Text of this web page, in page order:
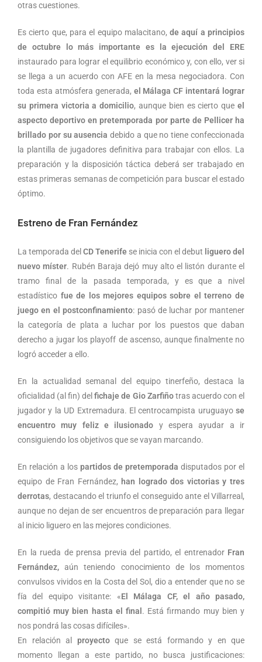
otras cuestiones.
Es cierto que, para el equipo malacitano,de aquí a principios
de octubre lo más importante es la ejecución del ERE
instaurado para lograr el equilibrio económico y, con ello, ver si
se llega a un acuerdo con AFE en la mesa negociadora. Con
toda esta atmósfera generada, el Málaga CF intentará lograr
su primera victoria a domicilio, aunque bien es cierto queel
aspecto deportivo en pretemporada por parte de Pellicer ha
brillado por su ausencia debido a que no tiene confeccionada
la plantilla de jugadores definitiva para trabajar con ellos. La
preparación y la disposición táctica deberá ser trabajado en
estas primeras semanas de competición para buscar el estado
óptimo.
Estreno de Fran Fernández
La temporada del CD Tenerife se inicia con el debut liguero del
nuevo míster. Rubén Baraja dejó muy alto el listón durante el
tramo final de la pasada temporada, y es que a nivel
estadístico fue de los mejores equipos sobre el terreno de
juego en el postconfinamiento: pasó de luchar por mantener
la categoría de plata a luchar por los puestos que daban
derecho a jugar los playoff de ascenso, aunque finalmente no
logró acceder a ello.
En la actualidad semanal del equipo tinerfeño, destaca la
oficialidad (al fin) delfichaje de Gio Zarfiñotras acuerdo con el
jugador y la UD Extremadura. El centrocampista uruguayo se
encuentro muy feliz e ilusionado y espera ayudar a ir
consiguiendo los objetivos que se vayan marcando.
En relación a los partidos de pretemporada disputados por el
equipo de Fran Fernández, han logrado dos victorias y tres
derrotas, destacando el triunfo el conseguido ante el Villarreal,
aunque no dejan de ser encuentros de preparación para llegar
al inicio liguero en las mejores condiciones.
En la rueda de prensa previa del partido, el entrenador Fran
Fernández,aún teniendo conocimiento de los momentos
convulsos vividos en la Costa del Sol, dio a entender que no se
fía del equipo visitante: «El Málaga CF, el año pasado,
compitió muy bien hasta el final . Está firmando muy bien y
nos pondrá las cosas difíciles».
En relación al proyectoque se está formando y en que
momento llegan a este partido, no busca justificaciones: